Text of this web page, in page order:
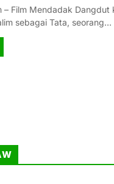
– Film Mendadak
sebagai Tata, seorang…